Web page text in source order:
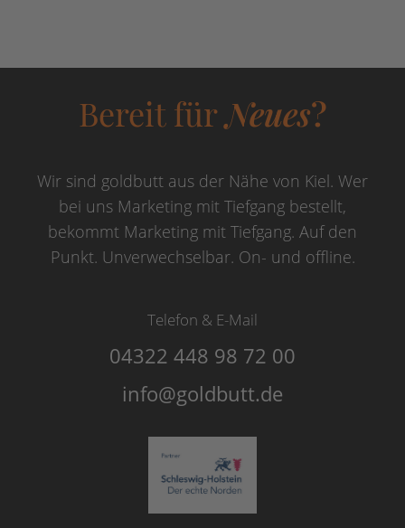
Bereit fürNeues?
Wir sind goldbutt aus der Nähe von Kiel. Wer
bei uns Marketing mit Tiefgang bestellt,
bekommt Marketing mit Tiefgang. Auf den
Punkt. Unverwechselbar. On- und offline.
Telefon & E-Mail
04322 448 98 72 00
info@goldbutt.de